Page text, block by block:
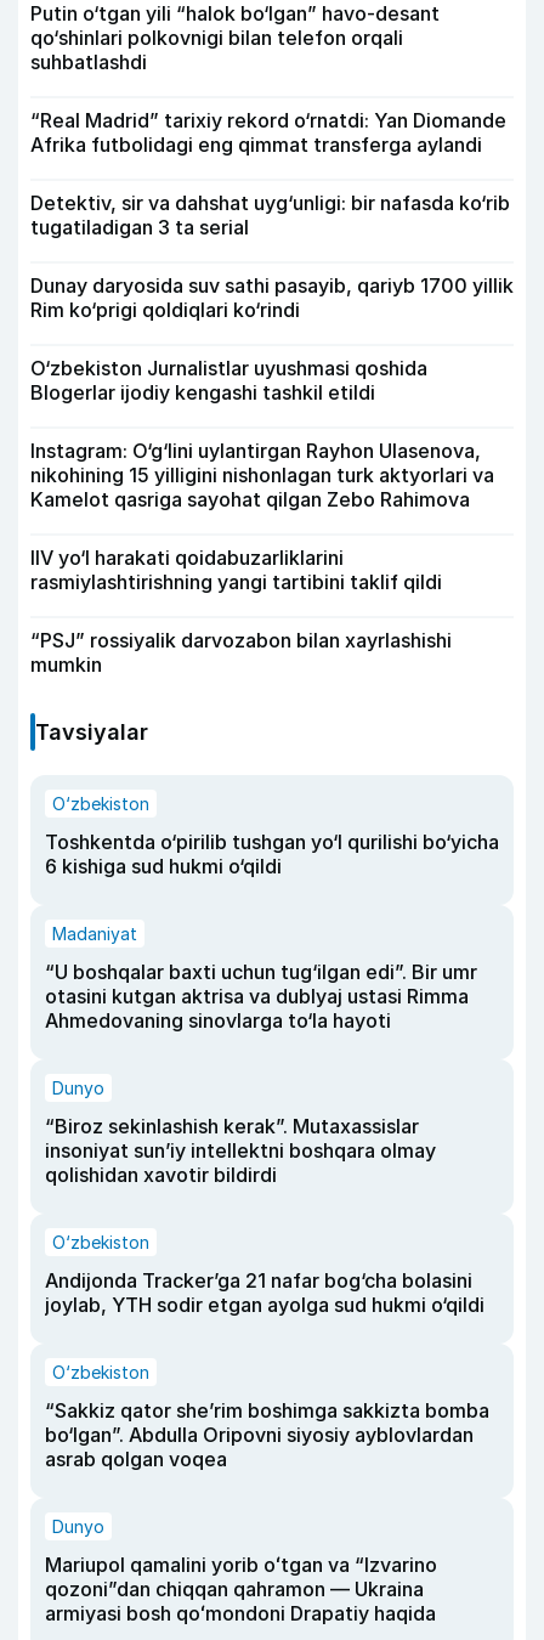
Putin o‘tgan yili “halok bo‘lgan” havo-desant
qo‘shinlari polkovnigi bilan telefon orqali
suhbatlashdi
“Real Madrid” tarixiy rekord o‘rnatdi: Yan Diomande
Afrika futbolidagi eng qimmat transferga aylandi
Detektiv, sir va dahshat uyg‘unligi: bir nafasda ko‘rib
tugatiladigan 3 ta serial
Dunay daryosida suv sathi pasayib, qariyb 1700 yillik
Rim ko‘prigi qoldiqlari ko‘rindi
O‘zbekiston Jurnalistlar uyushmasi qoshida
Blogerlar ijodiy kengashi tashkil etildi
Instagram: O‘g‘lini uylantirgan Rayhon Ulasenova,
nikohining 15 yilligini nishonlagan turk aktyorlari va
Kamelot qasriga sayohat qilgan Zebo Rahimova
IIV yo‘l harakati qoidabuzarliklarini
rasmiylashtirishning yangi tartibini taklif qildi
“PSJ” rossiyalik darvozabon bilan xayrlashishi
mumkin
Tavsiyalar
O‘zbekiston
Toshkentda o‘pirilib tushgan yo‘l qurilishi bo‘yicha
6 kishiga sud hukmi o‘qildi
Madaniyat
“U boshqalar baxti uchun tug‘ilgan edi”. Bir umr
otasini kutgan aktrisa va dublyaj ustasi Rimma
Ahmedovaning sinovlarga to‘la hayoti
Dunyo
“Biroz sekinlashish kerak”. Mutaxassislar
insoniyat sun’iy intellektni boshqara olmay
qolishidan xavotir bildirdi
O‘zbekiston
Andijonda Tracker’ga 21 nafar bog‘cha bolasini
joylab, YTH sodir etgan ayolga sud hukmi o‘qildi
O‘zbekiston
“Sakkiz qator she’rim boshimga sakkizta bomba
bo‘lgan”. Abdulla Oripovni siyosiy ayblovlardan
asrab qolgan voqea
Dunyo
Mariupol qamalini yorib oʻtgan va “Izvarino
qozoni”dan chiqqan qahramon — Ukraina
armiyasi bosh qoʻmondoni Drapatiy haqida